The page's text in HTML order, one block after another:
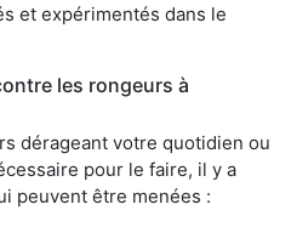
et expérimentés dans le
les rongeurs à
dérageant votre quotidien ou
pour le faire, il y a
peuvent être menées :